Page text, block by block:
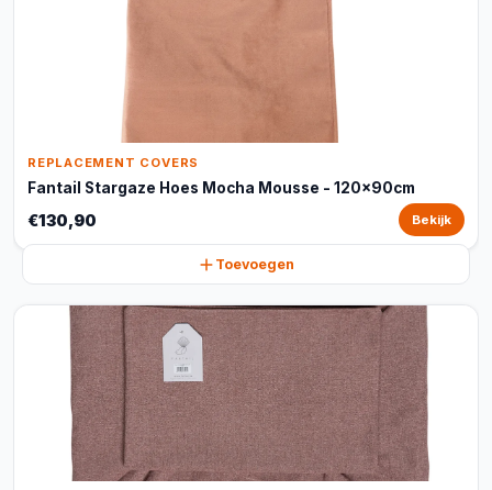
REPLACEMENT COVERS
Fantail Stargaze Hoes Mocha Mousse - 120x90cm
€130,90 Bekijk
Toevoegen